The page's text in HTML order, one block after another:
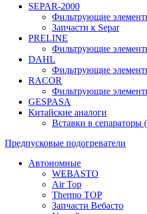
SEPAR-2000
Фильтрующие
Запчасти к Separ
PRELINE
Фильтрующие
DAHL
Фильтрующие
RACOR
Фильтрующие
GESPASA
Китайские аналоги
Вставки в сепараторы
Предпусковые подогреватели
Автономные
WEBASTO
Air Top
Thermo TOP
Запчасти Вебасто